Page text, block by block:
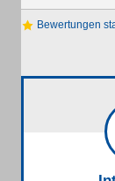
Bewertungen